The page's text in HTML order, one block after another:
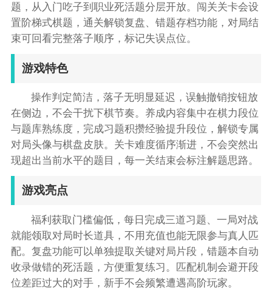
题，从入门吃子到职业死活题分层开放。闯关关卡会设
置阶梯式棋题，通关解锁复盘、错题存档功能，对局结
束可回看完整落子顺序，标记失误点位。
游戏特色
操作判定简洁，落子无明显延迟，误触撤销按钮放
在侧边，不会干扰下棋节奏。养成内容集中在棋力段位
与题库熟练度，完成习题积攒经验提升段位，解锁专属
对局头像与棋盘皮肤。关卡难度循序渐进，不会突然出
现超出当前水平的题目，每一关结束会标注解题思路。
游戏亮点
福利获取门槛偏低，每日完成三道习题、一局对战
就能领取对局时长道具，不用充值也能无限参与真人匹
配。复盘功能可以单独提取关键对局片段，错题本自动
收录做错的死活题，方便重复练习。匹配机制会避开段
位差距过大的对手，新手不会频繁遭遇高阶玩家。